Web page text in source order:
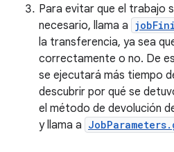
Para evitar que el trabajo
necesario, llama a
la transferencia, ya sea
correctamente o no. De
se ejecutará más tiempo
descubrir por qué se
el método de devolución
y llama a